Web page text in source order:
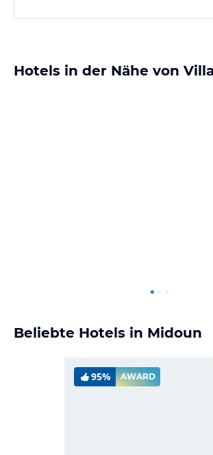
Hotels in der Nähe von
Beliebte Hotels in Midoun
95% AWARD